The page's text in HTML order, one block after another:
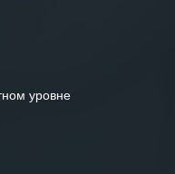
уровне